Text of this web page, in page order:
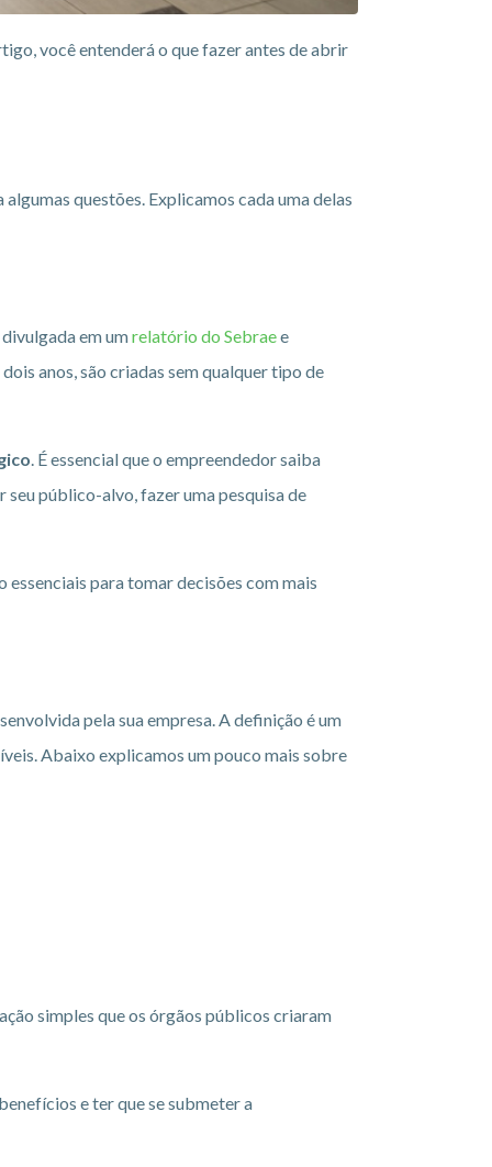
você entenderá o que fazer antes de abrir
questões. Explicamos cada uma delas
em umrelatório do Sebraee
anos, são criadas sem qualquer tipo de
. É essencial que o empreendedor saiba
seu público-alvo, fazer uma pesquisa de
para tomar decisões com mais
pela sua empresa. A definição é um
Abaixo explicamos um pouco mais sobre
simples que os órgãos públicos criaram
e ter que se submeter a